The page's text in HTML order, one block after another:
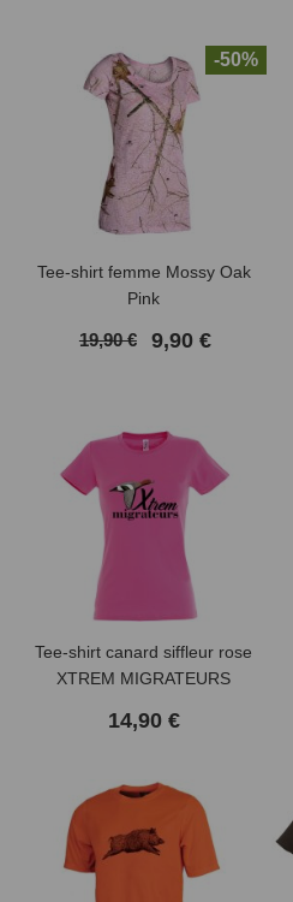
-50%
Tee-shirt femme Mossy Oak
Pink
19,90 € 9,90 €
Tee-shirt canard siffleur rose
XTREM MIGRATEURS
14,90 €